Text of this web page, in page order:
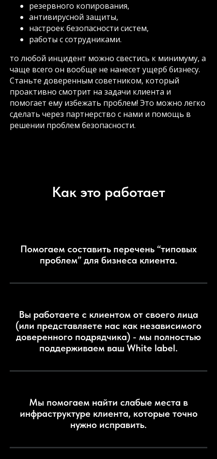
резервного копирования,
антивирусной защиты,
настроек безопасности систем,
работы с сотрудниками.
то любой инцидент можно свестись к минимуму, а
чаще всего он вообще не нанесет ущерб бизнесу.
Станьте доверенным советником, который
проактивно смотрит на задачи клиента и
помогает ему избежать проблем! Это можно легко
сделать через партнерство с нами и помощь в
решении проблем безопасности.
Как это работает
Помогаем составить перечень “типовых
проблем” для бизнеса клиента.
Вы работаете с клиентом от своего лица
(или представляете нас как независимого
доверенного подрядчика) - мы полностью
поддерживаем ваш White label.
Мы помогаем найти слабые места в
инфраструктуре клиента, которые точно
нужно исправить.